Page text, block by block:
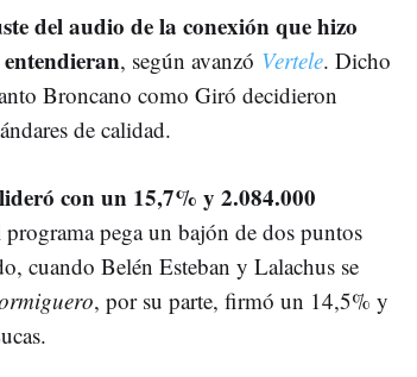
del audio de la conexión que hizo
, según avanzó Vertele. Dicho
Broncano como Giró decidieron
de calidad.
lideró con un 15,7% y 2.084.000
pega un bajón de dos puntos
cuando Belén Esteban y Lalachus se
, por su parte, firmó un 14,5% y